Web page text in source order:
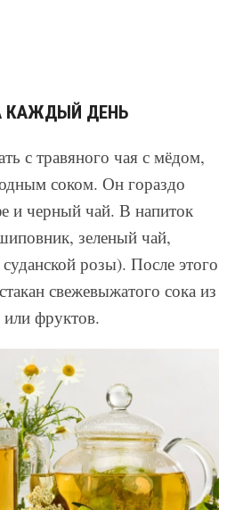
КАЖДЫЙ ДЕНЬ
с травяного чая с мёдом,
соком. Он гораздо
и черный чай. В напиток
зеленый чай,
суданской розы). После этого
свежевыжатого сока из
фруктов.